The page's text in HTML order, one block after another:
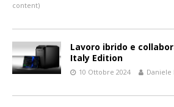
content)
Lavoro ibrido e
Italy Edition
10 Ottobre 2024 Daniele